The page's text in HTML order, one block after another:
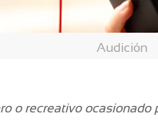
Audición
o recreativo